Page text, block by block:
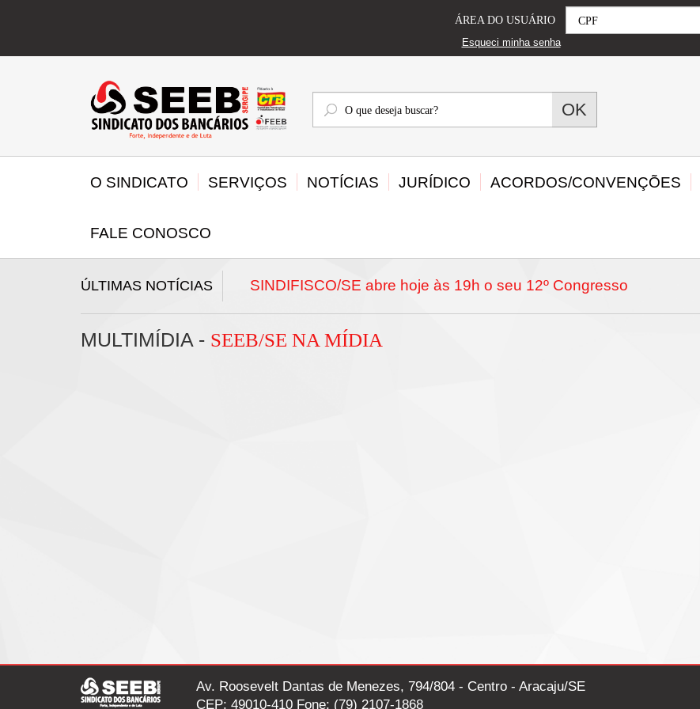
ÁREA DO USUÁRIO
Esqueci minha senha
que
deseja
OK
O SINDICATO SERVIÇOS NOTÍCIAS JURÍDICO ACORDOS/CONVENÇÕES
FALE CONOSCO
ÚLTIMAS NOTÍCIAS
semestre, enquanto banco el... SINDIFISCO/SE abre hoje às 19h o seu 12º Congresso
MULTIMÍDIA - SEEB/SE NA MÍDIA
Av. Roosevelt Dantas de Menezes, 794/804 - Centro - Aracaju/SE
CEP: 49010-410 Fone: (79) 2107-1868